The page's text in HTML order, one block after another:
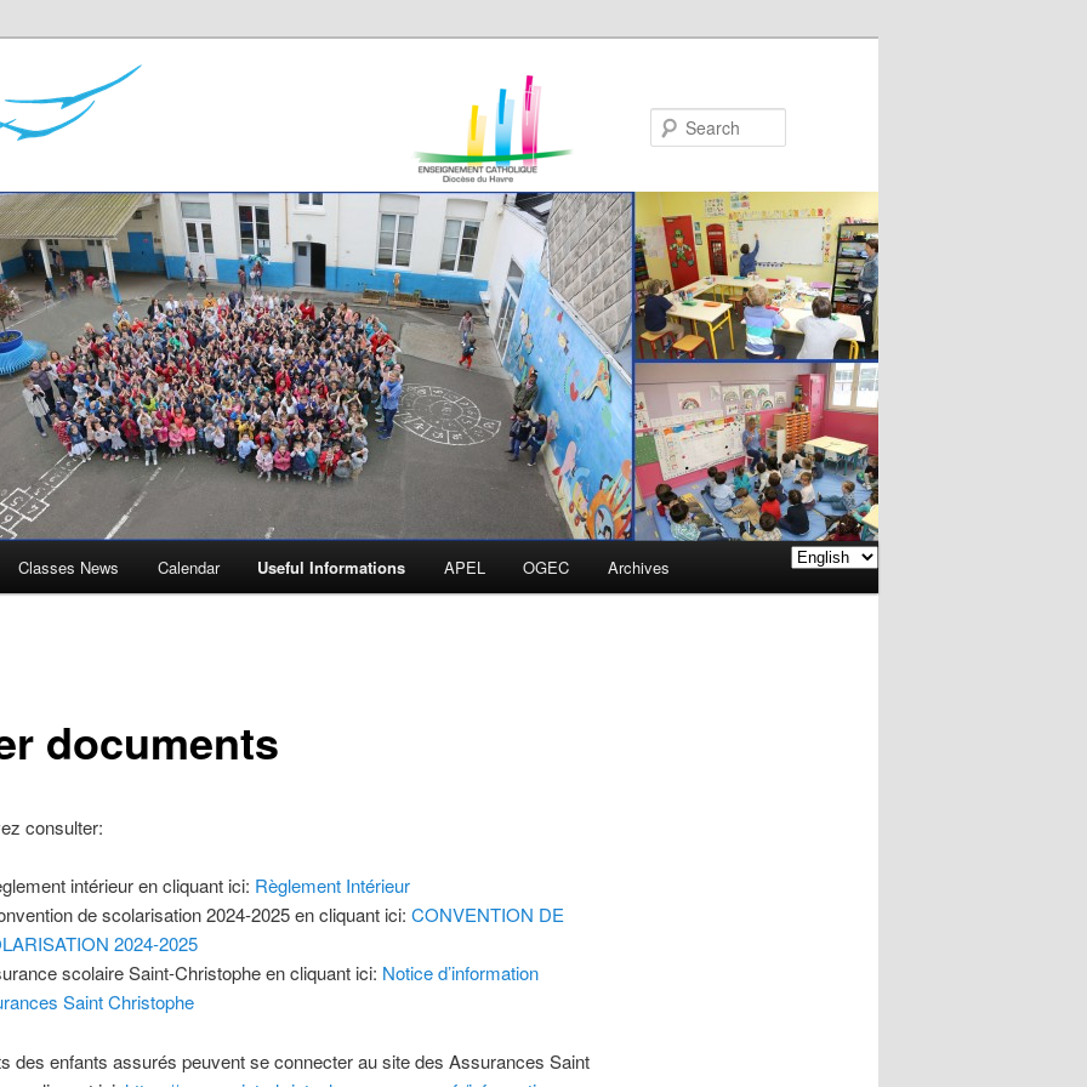
Classes News Calendar Useful Informations APEL OGEC Archives
documents
consulter:
intérieur en cliquant ici: Règlement Intérieur
de scolarisation 2024-2025en cliquant ici:CONVENTION DE
2024-2025
scolaire Saint-Christophe en cliquant ici: Notice d’information
Saint Christophe
des enfants assurés peuvent se connecter au site des Assurances Saint